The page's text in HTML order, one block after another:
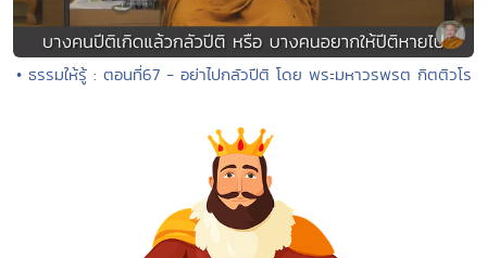
• ธรรมให้รู้ : ตอนที่67 - อย่าไปกลัวปีติ โดย พระมหาวรพรต กิตติวโร